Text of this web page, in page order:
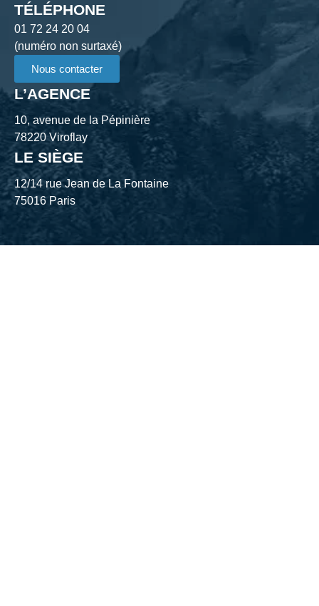
L’AGENCE
10, avenue de la Pépinière
78220 Viroflay
LE SIÈGE
12/14 rue Jean de La Fontaine
75016 Paris
TÉLÉPHONE
01 72 24 20 04
(numéro non surtaxé)
Nous contacter